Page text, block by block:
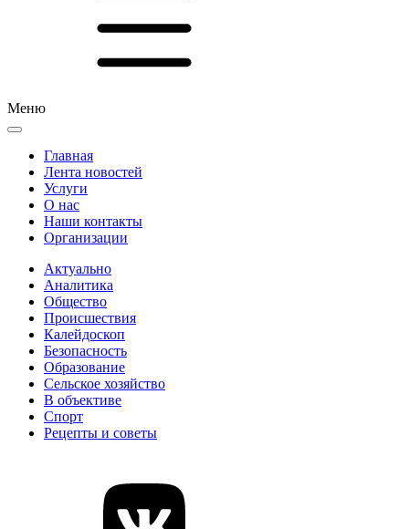
Меню
Главная
Лента новостей
Услуги
О нас
Наши контакты
Организации
Актуально
Аналитика
Общество
Происшествия
Калейдоскоп
Безопасность
Образование
Сельское хозяйство
В объективе
Спорт
Рецепты и советы